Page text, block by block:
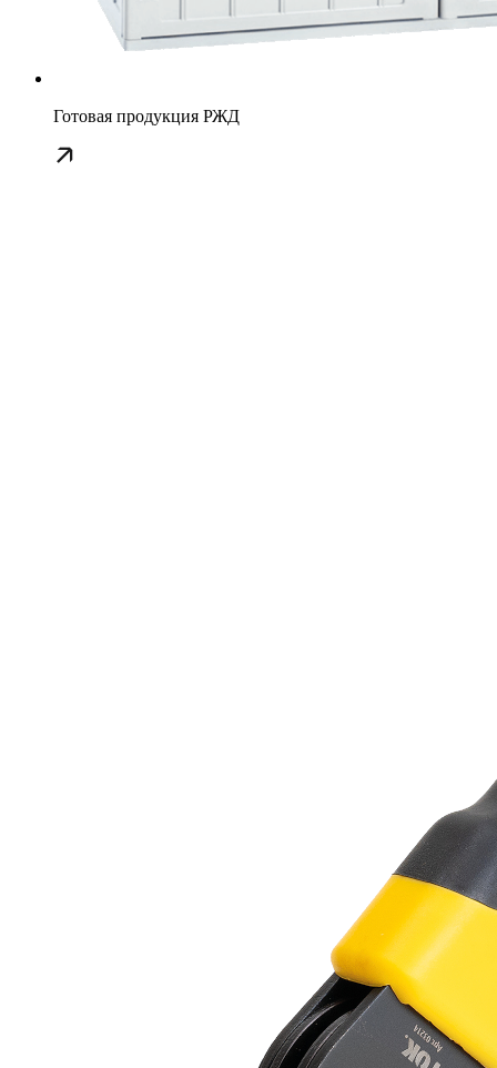
Готовая продукция РЖД